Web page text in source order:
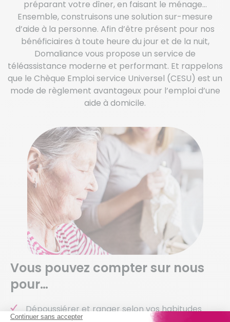
préparant votre dîner, en faisant le ménage…
Ensemble, construisons une solution sur-mesure
d’aide à la personne. Afin d’être présent pour nos
bénéficiaires à toute heure du jour et de la nuit,
Domaliance vous propose un service de
téléassistance moderne et performant. Et rappelons
que le Chèque Emploi service Universel (CESU) est un
mode de règlement avantageux pour l’emploi d’une
aide à domicile.
Vous pouvez compter sur nous
pour…
Dépoussiérer et ranger selon vos habitudes